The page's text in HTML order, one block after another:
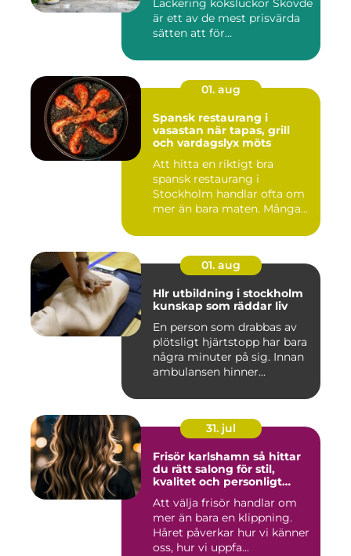
Lackering köksluckor Skövde
är ett av de mest prisvärda
sätten att för...
01. aug
Spansk restaurang i
vasastan när tapas, grill
och vardagslyx möts
Att hitta en riktigt bra
spansk restaurang i
Stockholm handlar ofta om
mer än bara maten. Många
01. aug
Hlr utbildning i stockholm
kunskap som räddar liv
En person som drabbas av
plötsligt hjärtstopp har bara
några minuter på sig. Innan
ambulansen hinner...
31. jul
Frisör karlshamn så hittar
du rätt salong för stil,
kvalitet och personligt
Att välja frisör handlar om
mer än bara en klippning.
Håret påverkar hur vi känner
oss, hur vi uppfa...